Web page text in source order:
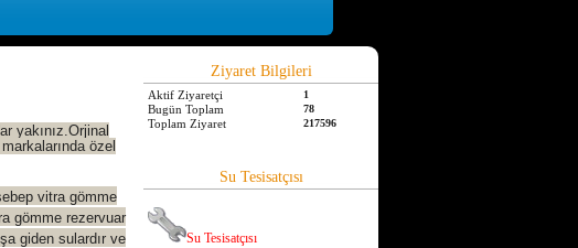
özel
vitra gömme
gömme rezervuar
giden sulardır ve
Ziyaret Bilgileri
Aktif Ziyaretçi 1
Bugün Toplam 78
Toplam Ziyaret 217596
Su Tesisatçısı
Su Tesisatçısı